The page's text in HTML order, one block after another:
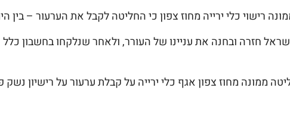
כלי ירייה מחוז צפון כי החליטה לקבל את הערעור – בין היתר לאור תגובת
חזרה ובחנה את עניינו של העורר, ולאחר שנלקחו בחשבון
ממונה מחוז צפון אגף כלי ירייה על קבלת ערעור על רישיון נשק